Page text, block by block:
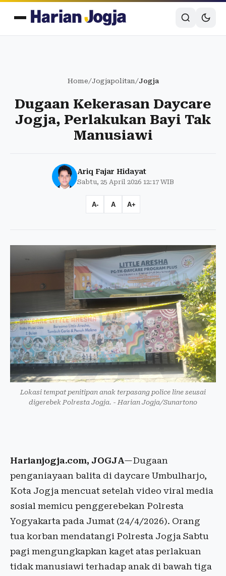
Home/Jogjapolitan/Jogja
Dugaan Kekerasan Daycare
Jogja, Perlakukan Bayi Tak
Manusiawi
Ariq Fajar Hidayat
Sabtu, 25 April 2026 12:17 WIB
A- A A+
Lokasi tempat penitipan anak terpasang police line seusai
digerebek Polresta Jogja. - Harian Jogja/Sunartono
Harianjogja.com, JOGJA—Dugaan
penganiayaan balita di daycare Umbulharjo,
Kota Jogja mencuat setelah video viral media
sosial memicu penggerebekan Polresta
Yogyakarta pada Jumat (24/4/2026). Orang
tua korban mendatangi Polresta Jogja Sabtu
pagi mengungkapkan kaget atas perlakuan
tidak manusiawi terhadap anak di bawah tiga